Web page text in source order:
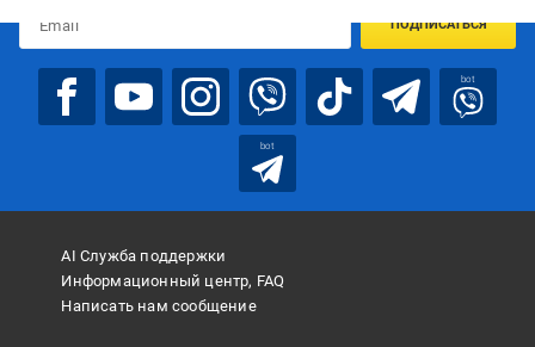
ПОДПИСАТЬСЯ
bot
bot
AI Служба поддержки
Информационный центр, FAQ
Написать нам сообщение